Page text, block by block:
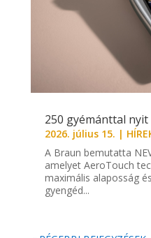
250 gyémánttal
2026. július 15. |
A Braun bemutatta
amelyet AeroTouch
maximális alaposság
gyengéd...